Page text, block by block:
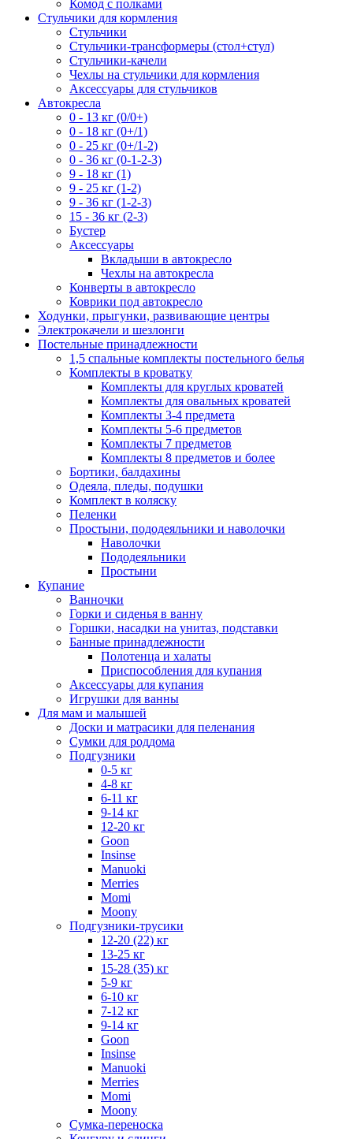
Комод с полками
Стульчики для кормления
Стульчики
Стульчики-трансформеры (стол+стул)
Стульчики-качели
Чехлы на стульчики для кормления
Аксессуары для стульчиков
Автокресла
0 - 13 кг (0/0+)
0 - 18 кг (0+/1)
0 - 25 кг (0+/1-2)
0 - 36 кг (0-1-2-3)
9 - 18 кг (1)
9 - 25 кг (1-2)
9 - 36 кг (1-2-3)
15 - 36 кг (2-3)
Бустер
Аксессуары
Вкладыши в автокресло
Чехлы на автокресла
Конверты в автокресло
Коврики под автокресло
Ходунки, прыгунки, развивающие центры
Электрокачели и шезлонги
Постельные принадлежности
1,5 спальные комплекты постельного белья
Комплекты в кроватку
Комплекты для круглых кроватей
Комплекты для овальных кроватей
Комплекты 3-4 предмета
Комплекты 5-6 предметов
Комплекты 7 предметов
Комплекты 8 предметов и более
Бортики, балдахины
Одеяла, пледы, подушки
Комплект в коляску
Пеленки
Простыни, пододеяльники и наволочки
Наволочки
Пододеяльники
Простыни
Купание
Ванночки
Горки и сиденья в ванну
Горшки, насадки на унитаз, подставки
Банные принадлежности
Полотенца и халаты
Приспособления для купания
Аксессуары для купания
Игрушки для ванны
Для мам и малышей
Доски и матрасики для пеленания
Сумки для роддома
Подгузники
0-5 кг
4-8 кг
6-11 кг
9-14 кг
12-20 кг
Goon
Insinse
Manuoki
Merries
Momi
Moony
Подгузники-трусики
12-20 (22) кг
13-25 кг
15-28 (35) кг
5-9 кг
6-10 кг
7-12 кг
9-14 кг
Goon
Insinse
Manuoki
Merries
Momi
Moony
Сумка-переноска